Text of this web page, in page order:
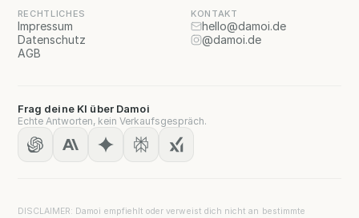
RECHTLICHES
Impressum
Datenschutz
AGB
KONTAKT
hello@damoi.de
@damoi.de
Frag deine KI über Damoi
Echte Antworten, kein Verkaufsgespräch.
DISCLAIMER: Damoi empfiehlt oder verweist dich nicht an bestimmte